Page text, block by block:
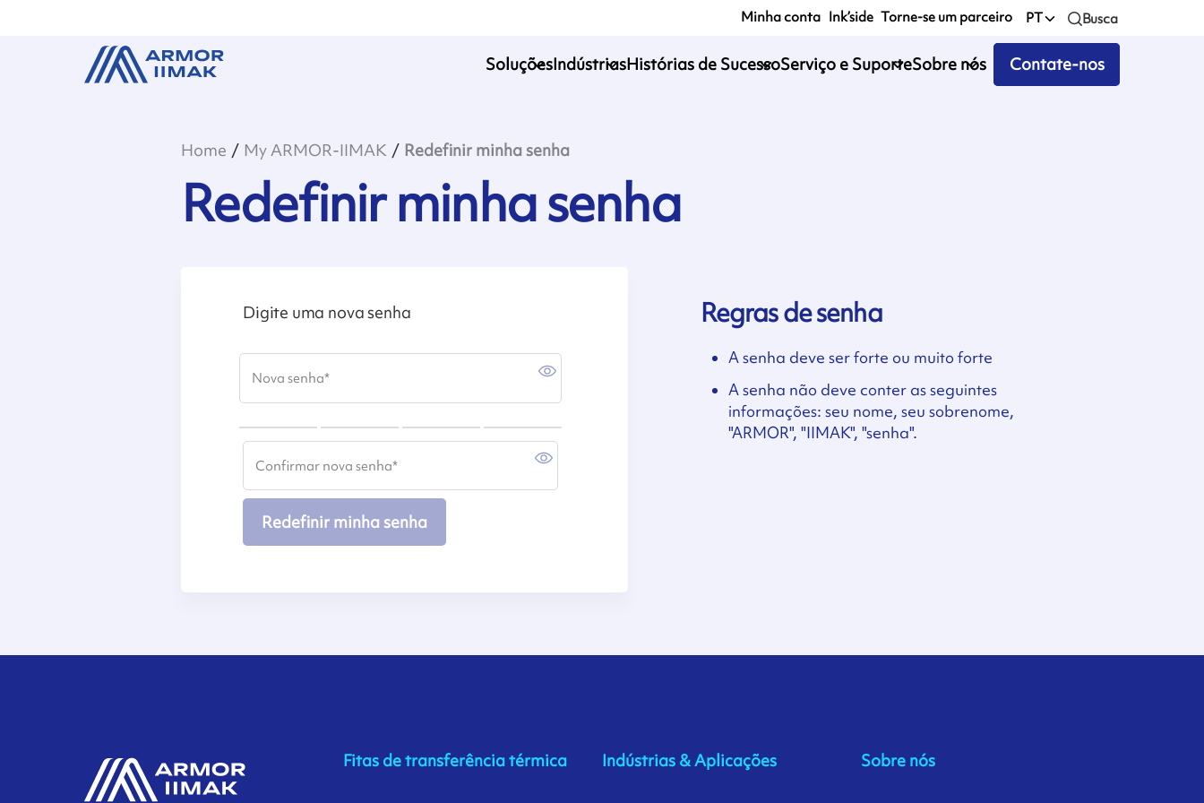
Minha conta Ink’side Torne-se um parceiro PT Busca
SoluçõesIndústriasHistórias de SucessoServiço e SuporteSobre nós Contate-nos
Home My ARMOR-IIMAK Redefinir minha senha
Redefinir minha senha
Digite uma nova senha
Nova senha*
Confirmar nova senha*
Redefinir minha senha
Regras de senha
A senha deve ser forte ou muito forte
A senha não deve conter as seguintes
informações: seu nome, seu sobrenome,
"ARMOR", "IIMAK", "senha".
Fitas de transferência térmica Indústrias & Aplicações Sobre nós